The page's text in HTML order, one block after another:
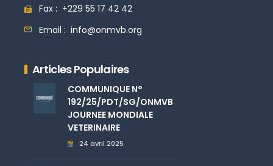
Fax : +229 55 17 42 42
Email : info@onmvb.org
Articles Populaires
COMMUNIQUE N°
192/25/PDT/SG/ONMVB
JOURNEE MONDIALE
VETERINAIRE
24 avril 2025